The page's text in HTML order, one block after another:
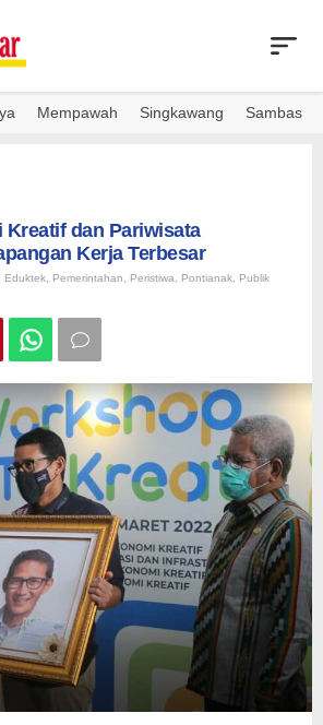
Mempawah Singkawang Sambas
Penyumbang
Terbesar
dan Pariwisata
Kerja Terbesar
Eduktek Pemerintahan Peristiwa Pontianak
Publik